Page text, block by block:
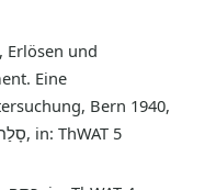
Erlösen und
Eine
Bern 1940,